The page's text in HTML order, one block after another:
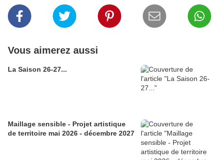
Vous aimerez aussi
La Saison 26-27...
Maillage sensible - Projet artistique
de territoire mai 2026 - décembre 2027